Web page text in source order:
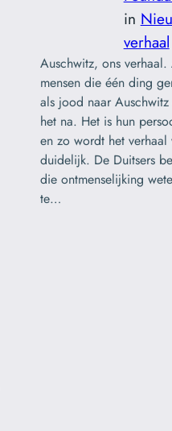
in
verhaal
Auschwitz, ons
mensen die één ding
als jood naar
het na. Het is hun
en zo wordt het
duidelijk. De Duitsers
die ontmenselijking
te…